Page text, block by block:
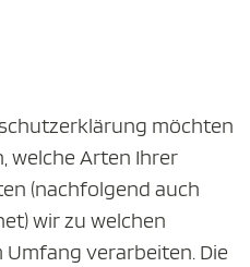
möchten
welche Arten Ihrer
(nachfolgend auch
wir zu welchen
verarbeiten. Die